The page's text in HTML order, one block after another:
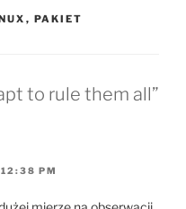
, PAKIET
to rule them all”
PM